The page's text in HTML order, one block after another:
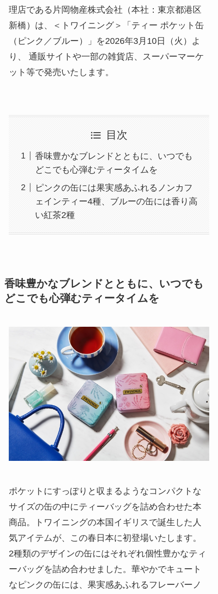
理店である片岡物産株式会社（本社：東京都港区
新橋）は、＜トワイニング＞「ティー ポケット缶
（ピンク／ブルー）」を2026年3月10日（火）よ
り、 通販サイトや一部の雑貨店、スーパーマーケ
ット等で発売いたします。
目次
香味豊かなブレンドとともに、いつでも
どこでも心弾むティータイムを
ピンクの缶には果実感あふれるノンカフ
ェインティー4種、ブルーの缶には香り高
い紅茶2種
香味豊かなブレンドとともに、いつでも
どこでも心弾むティータイムを
ポケットにすっぽりと収まるようなコンパクトな
サイズの缶の中にティーバッグを詰め合わせた本
商品。トワイニングの本国イギリスで誕生した人
気アイテムが、この春日本に初登場いたします。
2種類のデザインの缶にはそれぞれ個性豊かなティ
ーバッグを詰め合わせました。華やかでキュート
なピンクの缶には、果実感あふれるフレーバーノ